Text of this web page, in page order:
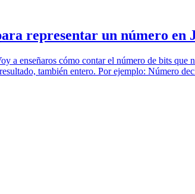
representar un número en
a enseñaros cómo contar el número de bits
también entero. Por ejemplo: Número